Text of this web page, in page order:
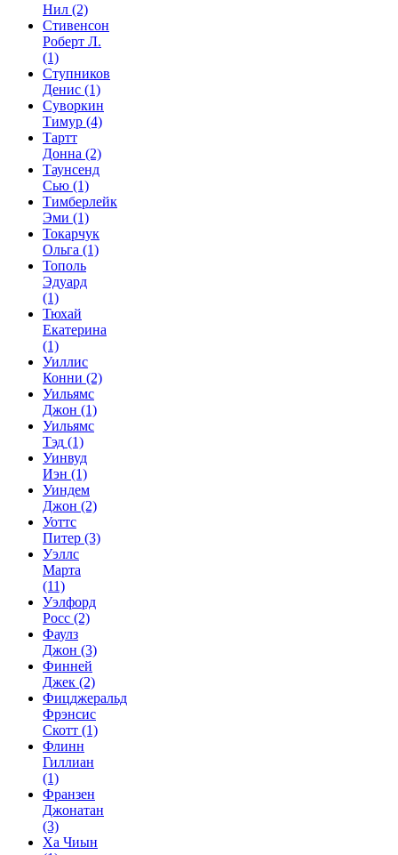
Нил (2)
Стивенсон
Роберт Л.
(1)
Ступников
Денис (1)
Суворкин
Тимур (4)
Тартт
Донна (2)
Таунсенд
Сью (1)
Тимберлейк
Эми (1)
Токарчук
Ольга (1)
Тополь
Эдуард
(1)
Тюхай
Екатерина
(1)
Уиллис
Конни (2)
Уильямс
Джон (1)
Уильямс
Тэд (1)
Уинвуд
Иэн (1)
Уиндем
Джон (2)
Уоттс
Питер (3)
Уэллс
Марта
(11)
Уэлфорд
Росс (2)
Фаулз
Джон (3)
Финней
Джек (2)
Фицджеральд
Фрэнсис
Скотт (1)
Флинн
Гиллиан
(1)
Франзен
Джонатан
(3)
Ха Чиын